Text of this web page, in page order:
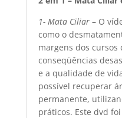
1- Mata Ciliar– O
como o
margens dos cursos
conseqüências
e a qualidade de
possível recuperar
permanente,
práticos. Este dvd